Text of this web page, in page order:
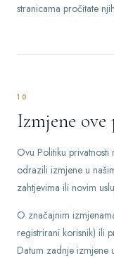
stranicama pročitate
10
Izmjene
Ovu Politiku
odrazili izmjene u
zahtjevima ili novim
O značajnim
registrirani korisnik) ili
Datum zadnje izmjene